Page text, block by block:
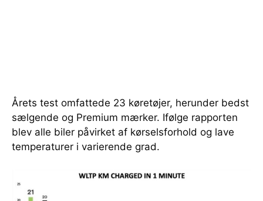
Årets test omfattede 23 køretøjer, herunder bedst
sælgende og Premium mærker. Ifølge rapporten
blev alle biler påvirket af kørselsforhold og lave
temperaturer i varierende grad.